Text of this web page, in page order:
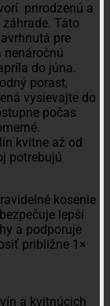
prirodzenú a
Táto
pre
nenáročnú
do júna.
porast,
vysievajte do
počas
kvitne až od
potrebujú
kosenie
lepší
a podporuje
približne 1×
a kvitnúcich